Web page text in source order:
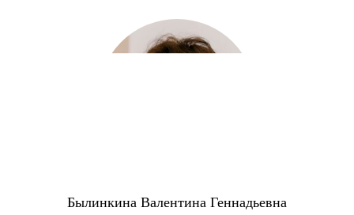
Былинкина Валентина Геннадьевна